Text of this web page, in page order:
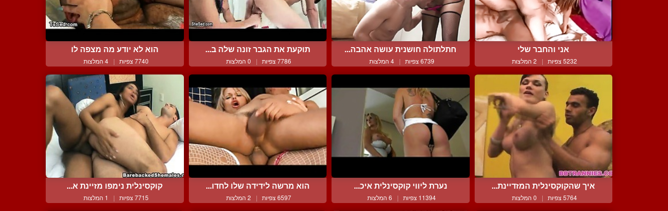
אני והחבר שלי
5232 צפיות | 2 המלצות
חתלתולה חושנית עושה אהבה...
6739 צפיות | 4 המלצות
תוקעת את הגבר זונה שלה ב...
7786 צפיות | 0 המלצות
הוא לא יודע מה מצפה לו
7740 צפיות | 4 המלצות
איך שהקוקסינלית המזדיינת...
5764 צפיות | 0 המלצות
נערת ליווי קוקסינלית איכ...
11394 צפיות | 6 המלצות
הוא מרשה לידידה שלו לחדו...
6597 צפיות | 2 המלצות
קוקסינלית נימפו מזיינת א...
7715 צפיות | 1 המלצות